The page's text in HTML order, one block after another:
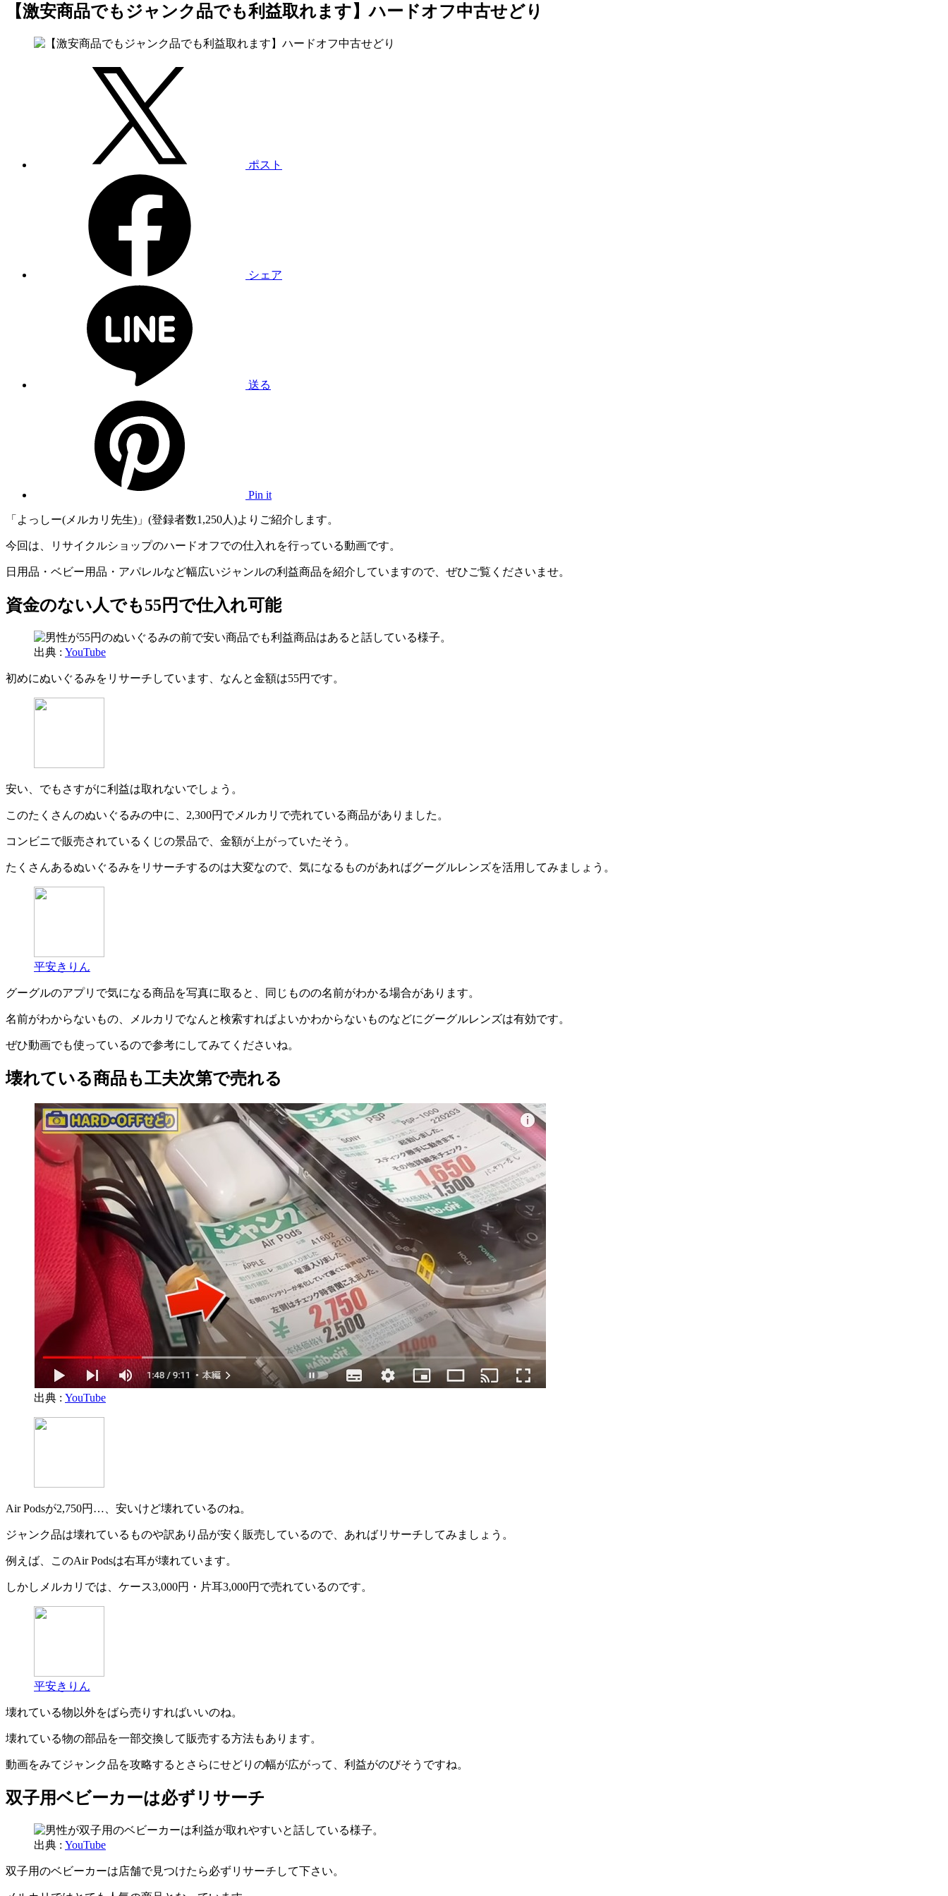
【激安商品でもジャンク品でも利益取れます】ハードオフ中古せどり
ポスト
シェア
送る
Pin it
「よっしー(メルカリ先生)」(登録者数1,250人)よりご紹介します。
今回は、リサイクルショップのハードオフでの仕入れを行っている動画です。
日用品・ベビー用品・アパレルなど幅広いジャンルの利益商品を紹介していますので、ぜひご覧くださいませ。
資金のない人でも55円で仕入れ可能
出典 : YouTube
初めにぬいぐるみをリサーチしています、なんと金額は55円です。
安い、でもさすがに利益は取れないでしょう。
このたくさんのぬいぐるみの中に、2,300円でメルカリで売れている商品がありました。
コンビニで販売されているくじの景品で、金額が上がっていたそう。
たくさんあるぬいぐるみをリサーチするのは大変なので、気になるものがあればグーグルレンズを活用してみましょう。
平安きりん
グーグルのアプリで気になる商品を写真に取ると、同じものの名前がわかる場合があります。
名前がわからないもの、メルカリでなんと検索すればよいかわからないものなどにグーグルレンズは有効です。
ぜひ動画でも使っているので参考にしてみてくださいね。
壊れている商品も工夫次第で売れる
出典 : YouTube
Air Podsが2,750円…、安いけど壊れているのね。
ジャンク品は壊れているものや訳あり品が安く販売しているので、あればリサーチしてみましょう。
例えば、このAir Podsは右耳が壊れています。
しかしメルカリでは、ケース3,000円・片耳3,000円で売れているのです。
平安きりん
壊れている物以外をばら売りすればいいのね。
壊れている物の部品を一部交換して販売する方法もあります。
動画をみてジャンク品を攻略するとさらにせどりの幅が広がって、利益がのびそうですね。
双子用ベビーカーは必ずリサーチ
出典 : YouTube
双子用のベビーカーは店舗で見つけたら必ずリサーチして下さい。